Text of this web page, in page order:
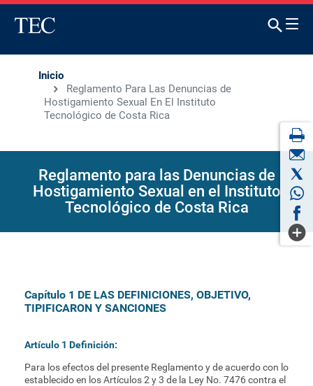
Inicio
Reglamento Para Las Denuncias de
Hostigamiento Sexual En El Instituto
Tecnológico de Costa Rica
Reglamento para las Denuncias de
Hostigamiento Sexual en el Instituto
Tecnológico de Costa Rica
Capítulo 1 DE LAS DEFINICIONES, OBJETIVO,
TIPIFICARON Y SANCIONES
Artículo 1 Definición:
Para los efectos del presente Reglamento y de acuerdo con lo
establecido en los Artículos 2 y 3 de la Ley No. 7476 contra el